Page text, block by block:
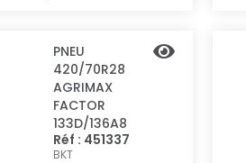
PNEU
420/70R28
AGRIMAX
FACTOR
133D/136A8
Réf : 451337
BKT